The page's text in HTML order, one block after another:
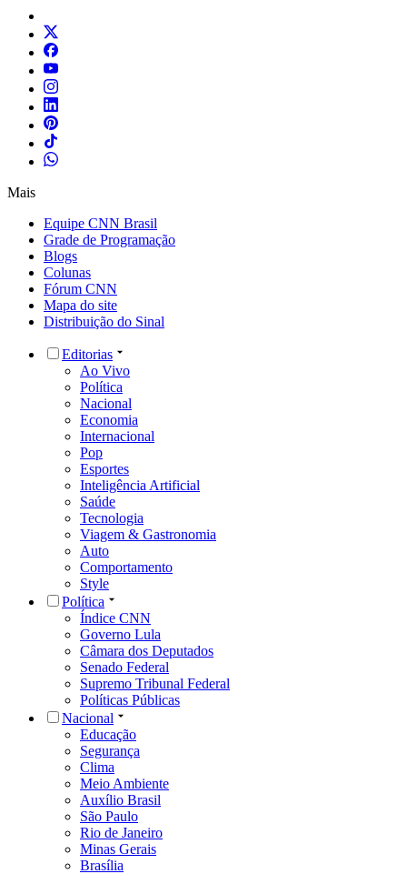
Mais
Equipe CNN Brasil
Grade de Programação
Blogs
Colunas
Fórum CNN
Mapa do site
Distribuição do Sinal
Editorias
Ao Vivo
Política
Nacional
Economia
Internacional
Pop
Esportes
Inteligência Artificial
Saúde
Tecnologia
Viagem & Gastronomia
Auto
Comportamento
Style
Política
Índice CNN
Governo Lula
Câmara dos Deputados
Senado Federal
Supremo Tribunal Federal
Políticas Públicas
Nacional
Educação
Segurança
Clima
Meio Ambiente
Auxílio Brasil
São Paulo
Rio de Janeiro
Minas Gerais
Brasília